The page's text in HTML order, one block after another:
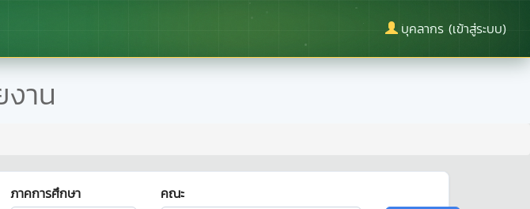
บุคลากร (เข้าสู่ระบบ)
งาน
ภาคการศึกษา
คณะ